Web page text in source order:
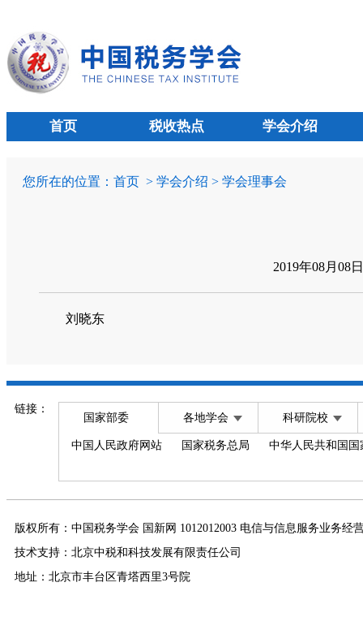
首页 税收热点 学会介绍
您所在的位置： 首页 > 学会介绍 > 学会理事会
2019年08月08
刘晓东
链接：
国家部委 各地学会 科研院校
中国人民政府网站 国家税务总局 中华人民共和国
版权所有：中国税务学会 国新网 1012012003 电信与信息服务业务经
技术支持：北京中税和科技发展有限责任公司
地址：北京市丰台区青塔西里3号院